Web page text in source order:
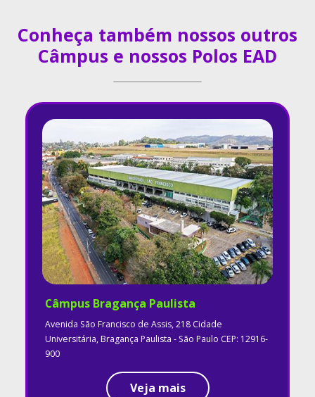
Conheça também nossos outros
Câmpus e nossos Polos EAD
Câmpus Bragança Paulista
Avenida São Francisco de Assis, 218 Cidade
Universitária, Bragança Paulista - São Paulo CEP: 12916-
900
Veja mais